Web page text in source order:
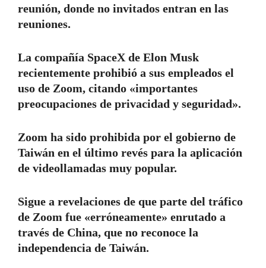
reunión, donde no invitados entran en las
reuniones.
La compañía SpaceX de Elon Musk
recientemente prohibió a sus empleados el
uso de Zoom, citando «importantes
preocupaciones de privacidad y seguridad».
Zoom ha sido prohibida por el gobierno de
Taiwán en el último revés para la aplicación
de videollamadas muy popular.
Sigue a revelaciones de que parte del tráfico
de Zoom fue «erróneamente» enrutado a
través de China, que no reconoce la
independencia de Taiwán.